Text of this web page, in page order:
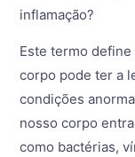
inflamação?
Este termo
corpo pode ter a
condições
nosso corpo
como bactérias,